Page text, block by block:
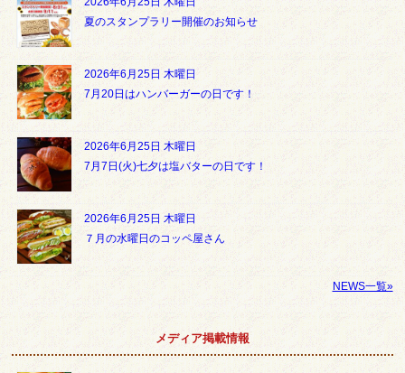
夏のスタンプラリー開催のお知らせ
2026年6月25日 木曜日
7月20日はハンバーガーの日です！
2026年6月25日 木曜日
7月7日(火)七夕は塩バターの日です！
2026年6月25日 木曜日
７月の水曜日のコッペ屋さん
NEWS一覧»
メディア掲載情報